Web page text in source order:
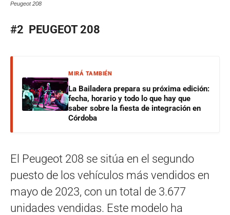
Peugeot 208
#2 PEUGEOT 208
MIRÁ TAMBIÉN
La Bailadera prepara su próxima edición:
fecha, horario y todo lo que hay que
saber sobre la fiesta de integración en
Córdoba
El Peugeot 208 se sitúa en el segundo
puesto de los vehículos más vendidos en
mayo de 2023, con un total de 3.677
unidades vendidas. Este modelo ha